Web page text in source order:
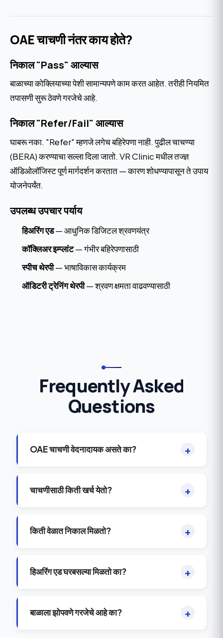
OAE चाचणी नंतर काय होते?
निकाल "Pass" आल्यास
बाळाच्या कोक्लियाच्या पेशी सामान्यपणे काम करत आहेत. तरीही नियमित
तपासणी सुरू ठेवणे गरजेचे आहे.
निकाल "Refer/Fail" आल्यास
घाबरू नका. "Refer" म्हणजे लगेच बहिरेपणा नाही. पुढील चाचण्या
(BERA) करण्याचा सल्ला दिला जातो. VR Clinic मधील तज्ज्ञ
ऑडिओलॉजिस्ट पूर्ण मार्गदर्शन करतात — कारण शोधण्यापासून ते उपाय
योजनेपर्यंत.
उपलब्ध उपचार पर्याय
हिअरिंग एड— आधुनिक डिजिटल श्रवणयंत्र
कॉक्लिअर इम्प्लांट— गंभीर बहिरेपणासाठी
स्पीच थेरपी— भाषाविकास कार्यक्रम
ऑडिटरी ट्रेनिंग थेरपी— श्रवण क्षमता वाढवण्यासाठी
Frequently Asked
Questions
OAE चाचणी वेदनादायक असते का? +
चाचणीसाठी किती खर्च येतो? +
किती वेळात निकाल मिळतो? +
हिअरिंग एड घरबसल्या मिळतो का? +
बाळाला झोपवणे गरजेचे आहे का? +